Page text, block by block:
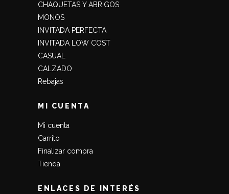
CHAQUETAS Y ABRIGOS
MONOS
INVITADA PERFECTA
INVITADA LOW COST
CASUAL
CALZADO
Rebajas
MI CUENTA
Mi cuenta
Carrito
Finalizar compra
Tienda
ENLACES DE INTERÉS